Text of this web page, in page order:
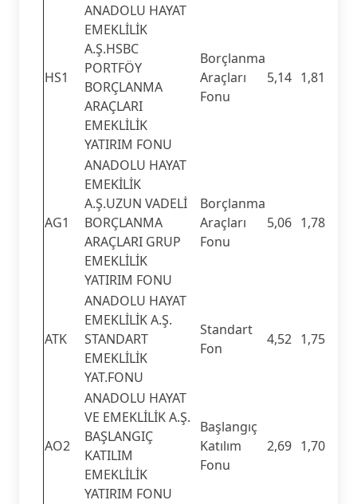
HS1
ANADOLU HAYAT
EMEKLİLİK
A.Ş.HSBC
PORTFÖY
BORÇLANMA
ARAÇLARI
EMEKLİLİK
YATIRIM FONU
Borçlanma
Araçları
Fonu
5,14 1,81
AG1
ANADOLU HAYAT
EMEKİLİK
A.Ş.UZUN VADELİ
BORÇLANMA
ARAÇLARI GRUP
EMEKLİLİK
YATIRIM FONU
Borçlanma
Araçları
Fonu
5,06 1,78
ATK
ANADOLU HAYAT
EMEKLİLİK A.Ş.
STANDART
EMEKLİLİK
YAT.FONU
Standart
Fon
4,52 1,75
AO2
ANADOLU HAYAT
VE EMEKLİLİK A.Ş.
BAŞLANGIÇ
KATILIM
EMEKLİLİK
YATIRIM FONU
Başlangıç
Katılım
Fonu
2,69 1,70